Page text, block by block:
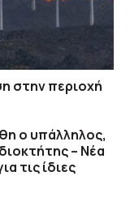
στην περιοχή
ο υπάλληλος,
– Νέα
τις ίδιες